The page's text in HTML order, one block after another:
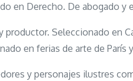
en Derecho. De abogado y
Seleccionado en
en ferias de arte de París
y personajes ilustres